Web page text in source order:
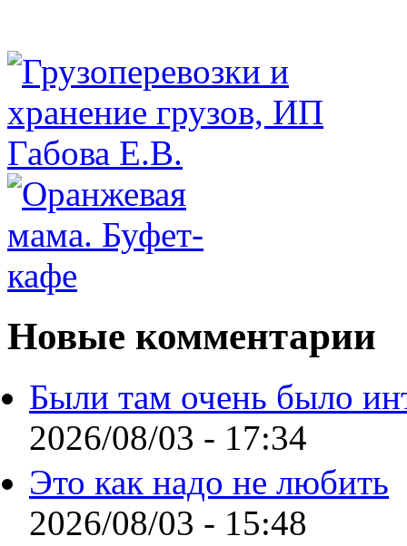
Новые комментарии
Были там очень было
2026/08/03 - 17:34
Это как надо не любить
2026/08/03 - 15:48